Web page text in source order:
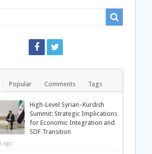
Popular Comments Tags
High-Level Syrian–Kurdish
Summit: Strategic Implications
for Economic Integration and
SDF Transition
ago